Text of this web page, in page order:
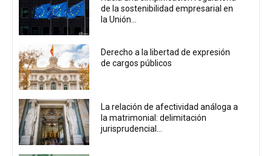
de la sostenibilidad empresarial en
la Unión...
Derecho a la libertad de expresión
de cargos públicos
La relación de afectividad análoga a
la matrimonial: delimitación
jurisprudencial...